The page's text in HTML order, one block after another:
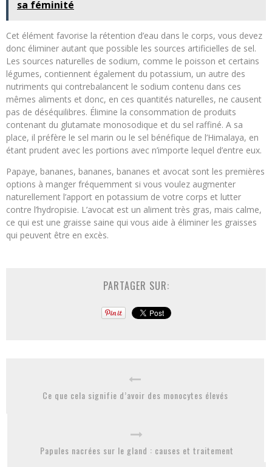
sa féminité
Cet élément favorise la rétention d’eau dans le corps, vous devez
donc éliminer autant que possible les sources artificielles de sel.
Les sources naturelles de sodium, comme le poisson et certains
légumes, contiennent également du potassium, un autre des
nutriments qui contrebalancent le sodium contenu dans ces
mêmes aliments et donc, en ces quantités naturelles, ne causent
pas de déséquilibres. Élimine la consommation de produits
contenant du glutamate monosodique et du sel raffiné. A sa
place, il préfère le sel marin ou le sel bénéfique de l’Himalaya, en
étant prudent avec les portions avec n’importe lequel d’entre eux.
Papaye, bananes, bananes, bananes et avocat sont les premières
options à manger fréquemment si vous voulez augmenter
naturellement l’apport en potassium de votre corps et lutter
contre l’hydropisie. L’avocat est un aliment très gras, mais calme,
ce qui est une graisse saine qui vous aide à éliminer les graisses
qui peuvent être en excès.
PARTAGER SUR:
Ce que cela signifie d’avoir des monocytes élevés
Papules nacrées sur le gland : causes et traitement